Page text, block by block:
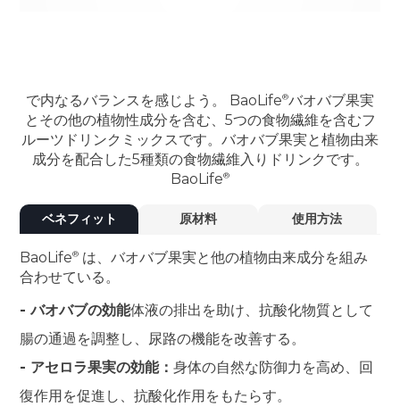
で内なるバランスを感じよう。 BaoLife バオバブ果実
とその他の植物性成分を含む、5つの食物繊維を含むフ
ルーツドリンクミックスです。バオバブ果実と植物由来
成分を配合した5種類の食物繊維入りドリンクです。
BaoLife
ベネフィット 原材料 使用方法
BaoLife
は、バオバブ果実と他の植物由来成分を組み
合わせている。
- バオバブの効能体液の排出を助け、抗酸化物質として
腸の通過を調整し、尿路の機能を改善する。
- アセロラ果実の効能：身体の自然な防御力を高め、回
復作用を促進し、抗酸化作用をもたらす。